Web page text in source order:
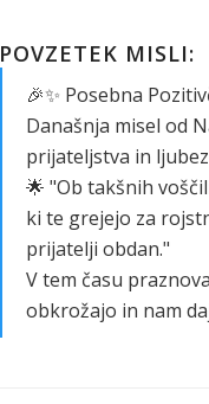
POVZETEK MISLI:
🎉✨ Posebna
Današnja misel od
prijateljstva in
🌟 "Ob takšnih
ki te grejejo za
prijatelji obdan."
V tem času
obkrožajo in nam